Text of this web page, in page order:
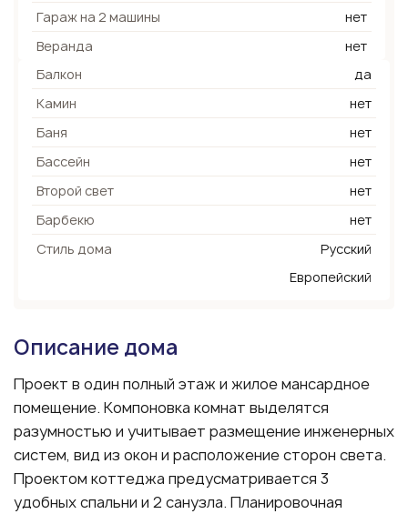
Гараж на 2 машины
нет
Веранда
нет
Балкон
да
Камин
нет
Баня
нет
Бассейн
нет
Второй свет
нет
Барбекю
нет
Стиль дома
Русский
Европейский
Описание дома
Проект в один полный этаж и жилое мансардное
помещение. Компоновка комнат выделятся
разумностью и учитывает размещение инженерных
систем, вид из окон и расположение сторон света.
Проектом коттеджа предусматривается 3
удобных спальни и 2 санузла. Планировочная